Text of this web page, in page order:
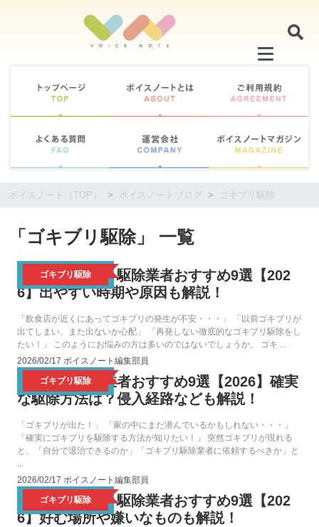
ボイスノート（TOP） ボイスノートブログ ゴキブリ駆除
「ゴキブリ駆除」 一覧
ゴキブリ駆除
埼玉のゴキブリ駆除業者おすすめ9選【202
6】出やすい時期や原因も解説！
「飲食店が近くにあってゴキブリの発生が不安・・・」 「以前ゴキブリが
出てしまい、また出ないか心配」 「再発しない徹底的なゴキブリ駆除をし
たい！」 このようにお悩みの方は多いのではないでしょうか。 ゴキ ...
2026/02/17 ボイスノート編集部員
ゴキブリ駆除
ゴキブリ駆除業者おすすめ9選【2026】確実
な駆除方法は？侵入経路なども解説！
「ゴキブリが出た！」 「家の中にまだ潜んでいるかもしれない・・・」
「確実にゴキブリを駆除する方法が知りたい！」 突然ゴキブリが現れる
と、「自分で退治できるのか」「ゴキブリ駆除業者に依頼するべきか」と
...
2026/02/17 ボイスノート編集部員
ゴキブリ駆除
千葉のゴキブリ駆除業者おすすめ9選【202
6】好む場所や嫌いなものも解説！